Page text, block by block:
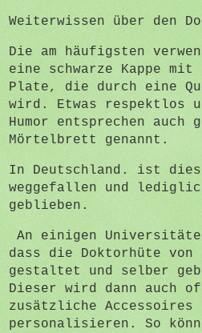
Weiterwissen über den
Die am häufigsten
eine schwarze Kappe
Plate, die durch eine
wird. Etwas respektlos
Humor entsprechen auch
Mörtelbrett genannt.
In Deutschland. ist
weggefallen und
geblieben.
An einigen
dass die Doktorhüte
gestaltet und selber
Dieser wird dann auch
zusätzliche Accessoires
personalisieren. So